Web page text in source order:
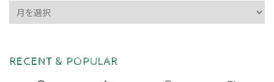
ARCHIVES
RECENT & POPULAR